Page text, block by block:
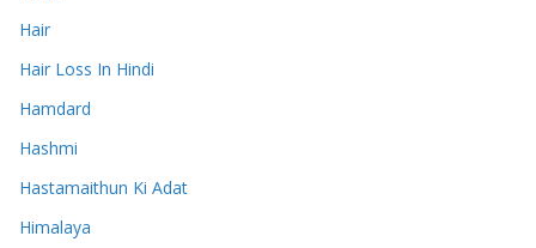
Hair
Hair Loss In Hindi
Hamdard
Hashmi
Hastamaithun Ki Adat
Himalaya